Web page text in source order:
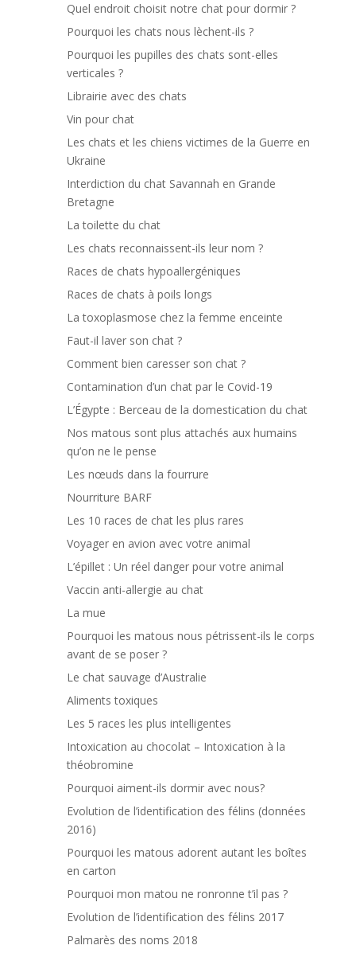
Quel endroit choisit notre chat pour dormir ?
Pourquoi les chats nous lèchent-ils ?
Pourquoi les pupilles des chats sont-elles
verticales ?
Librairie avec des chats
Vin pour chat
Les chats et les chiens victimes de la Guerre en
Ukraine
Interdiction du chat Savannah en Grande
Bretagne
La toilette du chat
Les chats reconnaissent-ils leur nom ?
Races de chats hypoallergéniques
Races de chats à poils longs
La toxoplasmose chez la femme enceinte
Faut-il laver son chat ?
Comment bien caresser son chat ?
Contamination d’un chat par le Covid-19
L’Égypte : Berceau de la domestication du chat
Nos matous sont plus attachés aux humains
qu’on ne le pense
Les nœuds dans la fourrure
Nourriture BARF
Les 10 races de chat les plus rares
Voyager en avion avec votre animal
L’épillet : Un réel danger pour votre animal
Vaccin anti-allergie au chat
La mue
Pourquoi les matous nous pétrissent-ils le corps
avant de se poser ?
Le chat sauvage d’Australie
Aliments toxiques
Les 5 races les plus intelligentes
Intoxication au chocolat – Intoxication à la
théobromine
Pourquoi aiment-ils dormir avec nous?
Evolution de l’identification des félins (données
2016)
Pourquoi les matous adorent autant les boîtes
en carton
Pourquoi mon matou ne ronronne t’il pas ?
Evolution de l’identification des félins 2017
Palmarès des noms 2018